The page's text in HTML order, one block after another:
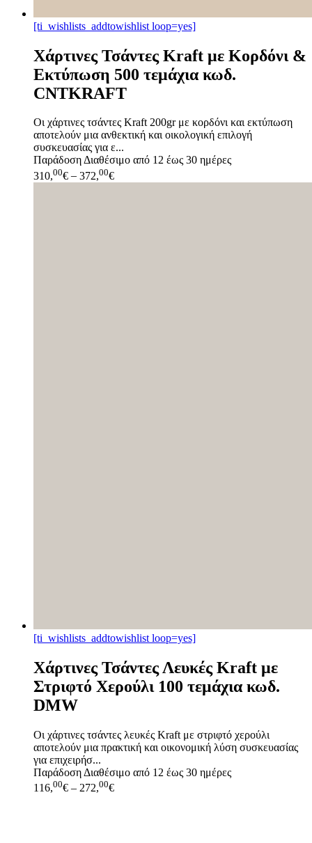
[ti_wishlists_addtowishlist loop=yes]
Χάρτινες Τσάντες Kraft με Κορδόνι &
Εκτύπωση 500 τεμάχια κωδ.
CNTKRAFT
Οι χάρτινες τσάντες Kraft 200gr με κορδόνι και εκτύπωση
αποτελούν μια ανθεκτική και οικολογική επιλογή
συσκευασίας για ε...
ΠαράδοσηΔιαθέσιμο από 12 έως 30 ημέρες
310,00€ – 372,00€
[ti_wishlists_addtowishlist loop=yes]
Χάρτινες Τσάντες Λευκές Kraft με
Στριφτό Χερούλι 100 τεμάχια κωδ.
DMW
Οι χάρτινες τσάντες λευκές Kraft με στριφτό χερούλι
αποτελούν μια πρακτική και οικονομική λύση συσκευασίας
για επιχειρήσ...
Παράδοση Διαθέσιμο από 12 έως 30 ημέρες
116,00€ – 272,00€